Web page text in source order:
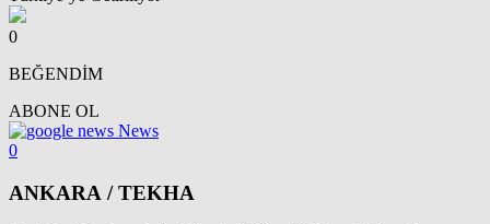
0
BEĞENDİM
ABONE OL
News
0
ANKARA / TEKHA